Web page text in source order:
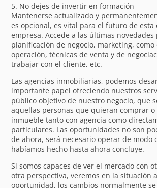
5. No dejes de invertir en formación
Mantenerse actualizado y
es opcional, es vital para el futuro de
empresa. Accede a las últimas novedades
planificación de negocio, marketing,
operación, técnicas de venta y de
trabajar con el cliente, etc.
Las agencias inmobiliarias, podemos
importante papel ofreciendo nuestros
público objetivo de nuestro negocio, que
aquellas personas que quieran comprar
inmueble tanto con agencia como
particulares. Las oportunidades no son
de ahora, será necesario operar de modo
habíamos hecho hasta ahora concluye.
Si somos capaces de ver el mercado con
otra perspectiva, veremos en la situación
oportunidad, los cambios normalmente